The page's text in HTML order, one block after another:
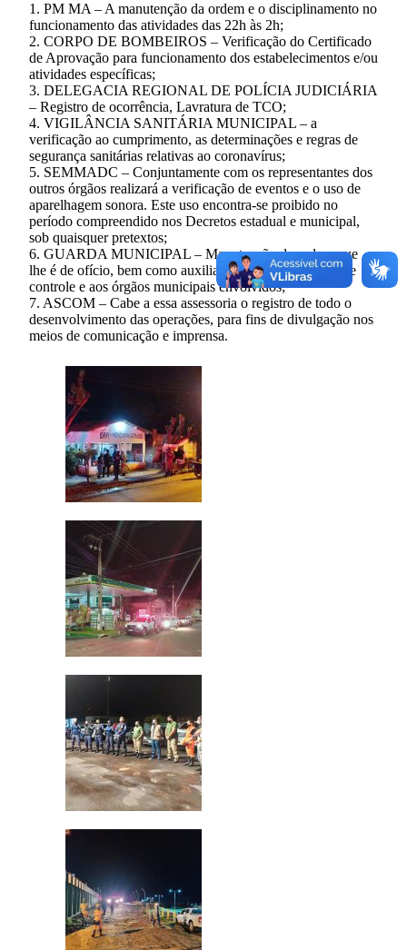
1. PM MA – A manutenção da ordem e o disciplinamento no
funcionamento das atividades das 22h às 2h;
2. CORPO DE BOMBEIROS – Verificação do Certificado
de Aprovação para funcionamento dos estabelecimentos e/ou
atividades específicas;
3. DELEGACIA REGIONAL DE POLÍCIA JUDICIÁRIA
– Registro de ocorrência, Lavratura de TCO;
4. VIGILÂNCIA SANITÁRIA MUNICIPAL – a
verificação ao cumprimento, as determinações e regras de
segurança sanitárias relativas ao coronavírus;
5. SEMMADC – Conjuntamente com os representantes dos
outros órgãos realizará a verificação de eventos e o uso de
aparelhagem sonora. Este uso encontra-se proibido no
período compreendido nos Decretos estadual e municipal,
sob quaisquer pretextos;
6. GUARDA MUNICIPAL – Manutenção da ordem que
lhe é de ofício, bem como auxiliar a PMMA nas ações de
controle e aos órgãos municipais envolvidos;
7. ASCOM – Cabe a essa assessoria o registro de todo o
desenvolvimento das operações, para fins de divulgação nos
meios de comunicação e imprensa.